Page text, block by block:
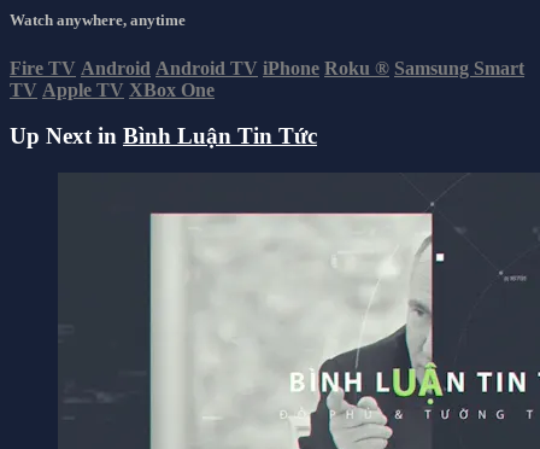
Watch anywhere, anytime
Fire TV Android Android TV iPhone Roku ® Samsung Smart
TV Apple TV XBox One
Up Next in Bình Luận Tin Tức